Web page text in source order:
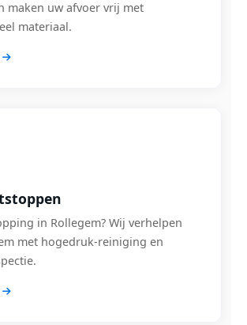
maken uw afvoer vrij met
materiaal.
in Rollegem? Wij verhelpen
met hogedruk-reiniging en